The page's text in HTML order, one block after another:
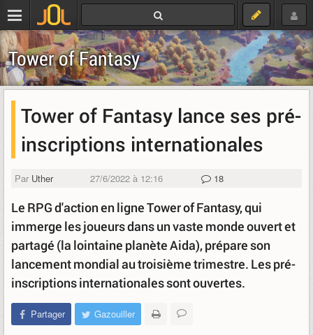
Tower of Fantasy
Tower of Fantasy lance ses pré-
inscriptions internationales
Par Uther 27/6/2022 à 12:16 18
Le RPG d'action en ligne Tower of Fantasy, qui
immerge les joueurs dans un vaste monde ouvert et
partagé (la lointaine planète Aida), prépare son
lancement mondial au troisième trimestre. Les pré-
inscriptions internationales sont ouvertes.
Partager Gazouiller